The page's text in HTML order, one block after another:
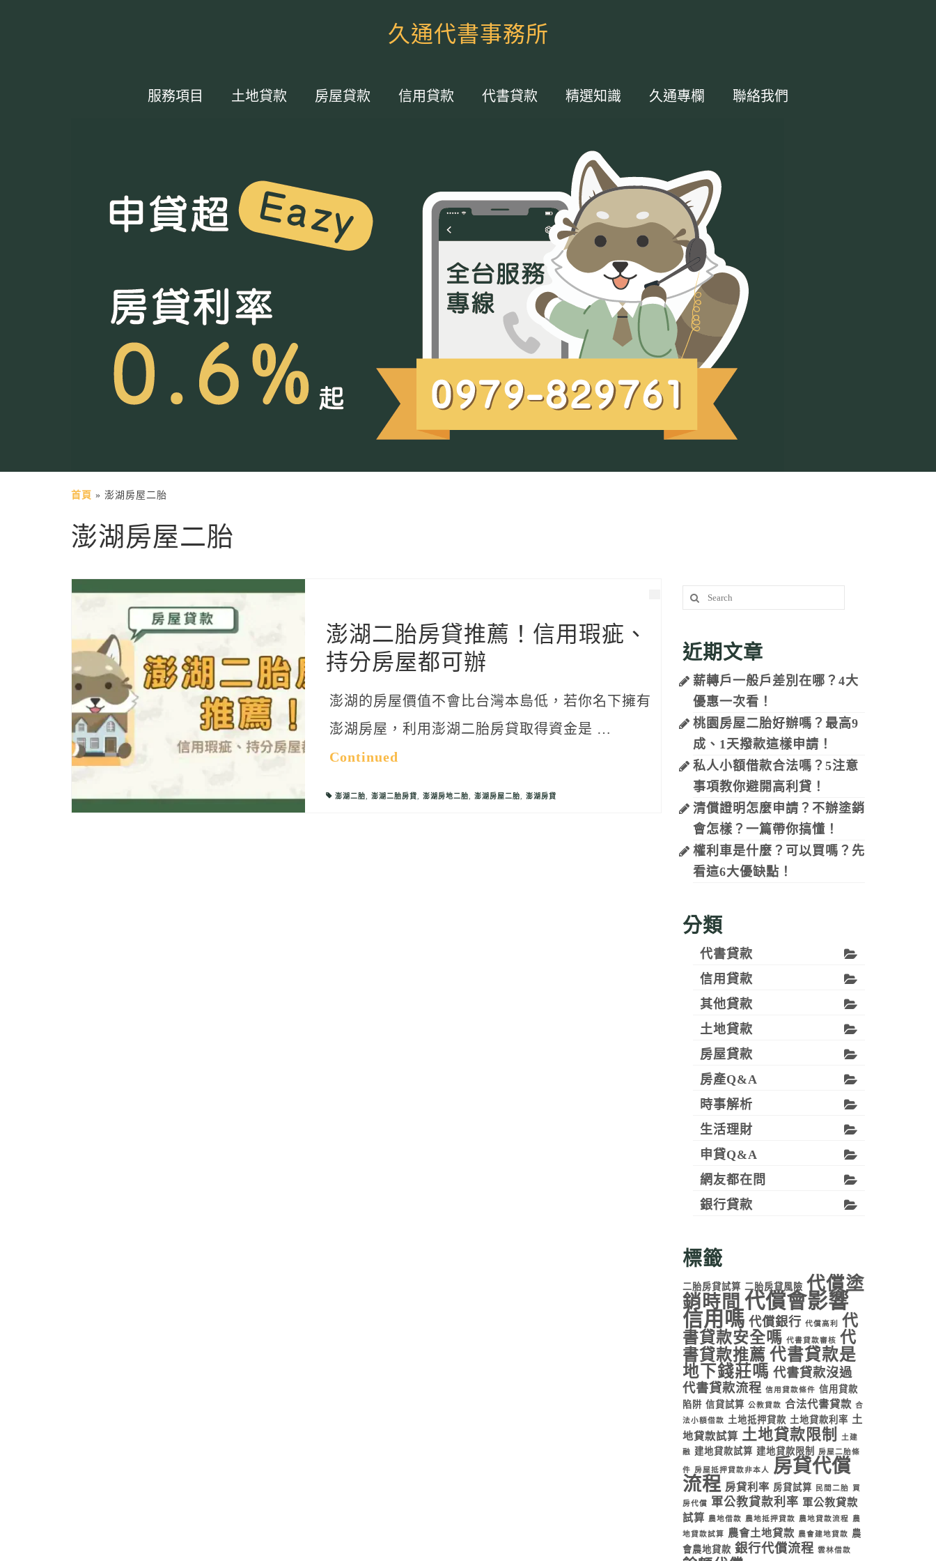
久通代書事務所
服務項目 土地貸款 房屋貸款 信用貸款 代書貸款 精選知識 久通專欄 聯絡我們
首頁 » 澎湖房屋二胎
澎湖房屋二胎
澎湖二胎房貸推薦！信用瑕疵、
持分房屋都可辦
澎湖的房屋價值不會比台灣本島低，若你名下擁有
澎湖房屋，利用澎湖二胎房貸取得資金是 …
Continued
澎湖二胎, 澎湖二胎房貸, 澎湖房地二胎, 澎湖房屋二胎, 澎湖房貸
Search
for:
近期文章
薪轉戶一般戶差別在哪？4大
優惠一次看！
桃園房屋二胎好辦嗎？最高9
成、1天撥款這樣申請！
私人小額借款合法嗎？5注意
事項教你避開高利貸！
清償證明怎麼申請？不辦塗銷
會怎樣？一篇帶你搞懂！
權利車是什麼？可以買嗎？先
看這6大優缺點！
分類
代書貸款
信用貸款
其他貸款
土地貸款
房屋貸款
房產Q&A
時事解析
生活理財
申貸Q&A
網友都在問
銀行貸款
標籤
二胎房貸試算 二胎房貸風險 代償塗
銷時間 代償會影響
信用嗎 代償銀行 代償高利
代
書貸款安全嗎 代書貸款審核 代
書貸款推薦 代書貸款是
地下錢莊嗎 代書貸款沒過
代書貸款流程 信用貸款條件 信用貸款
陷阱 信貸試算 公教貸款 合法代書貸款 合
法小額借款 土地抵押貸款 土地貸款利率 土
地貸款試算 土地貸款限制
土建
融
建地貸款試算 建地貸款限制 房屋二胎條
件 房屋抵押貸款非本人
房貸代償
流程 房貸利率 房貸試算 民間二胎
買
房代償
軍公教貸款利率 軍公教貸款
試算
農地借款 農地抵押貸款 農地貸款流程
農
地貸款試算
農會土地貸款 農會建地貸款
農
會農地貸款 銀行代償流程 雲林借款